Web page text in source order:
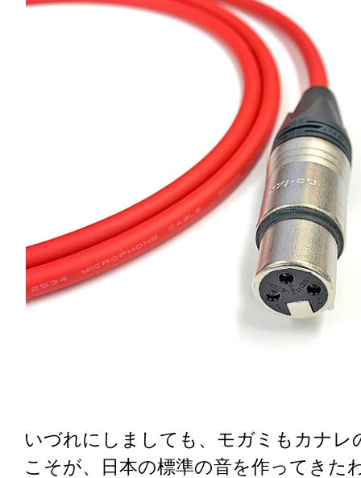
いづれにしましても、モガミもカナレ
こそが、日本の標準の音を作ってきた